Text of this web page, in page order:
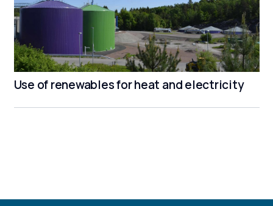
Use of renewables for heat and electricity